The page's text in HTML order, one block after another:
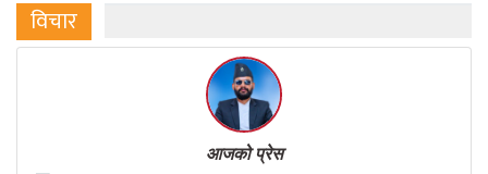
विचार
आजको प्रेस